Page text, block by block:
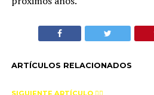
ARTÍCULOS RELACIONADOS